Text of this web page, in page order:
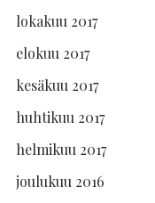
lokakuu 2017
elokuu 2017
kesäkuu 2017
huhtikuu 2017
helmikuu 2017
joulukuu 2016